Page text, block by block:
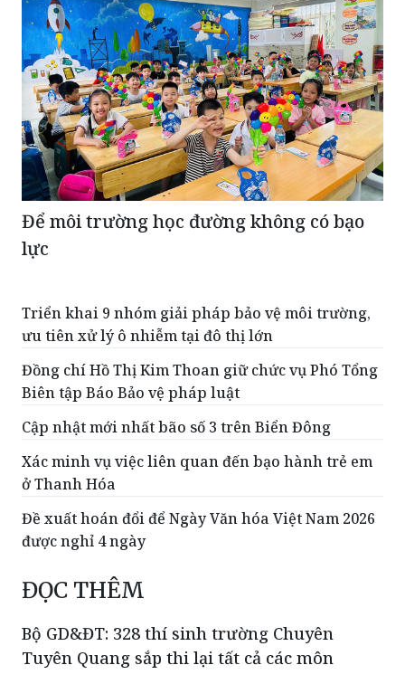
Để môi trường học đường không có bạo
lực
Triển khai 9 nhóm giải pháp bảo vệ môi trường,
ưu tiên xử lý ô nhiễm tại đô thị lớn
Đồng chí Hồ Thị Kim Thoan giữ chức vụ Phó Tổng
Biên tập Báo Bảo vệ pháp luật
Cập nhật mới nhất bão số 3 trên Biển Đông
Xác minh vụ việc liên quan đến bạo hành trẻ em
ở Thanh Hóa
Đề xuất hoán đổi để Ngày Văn hóa Việt Nam 2026
được nghỉ 4 ngày
ĐỌC THÊM
Bộ GD&ĐT: 328 thí sinh trường Chuyên
Tuyên Quang sắp thi lại tất cả các môn